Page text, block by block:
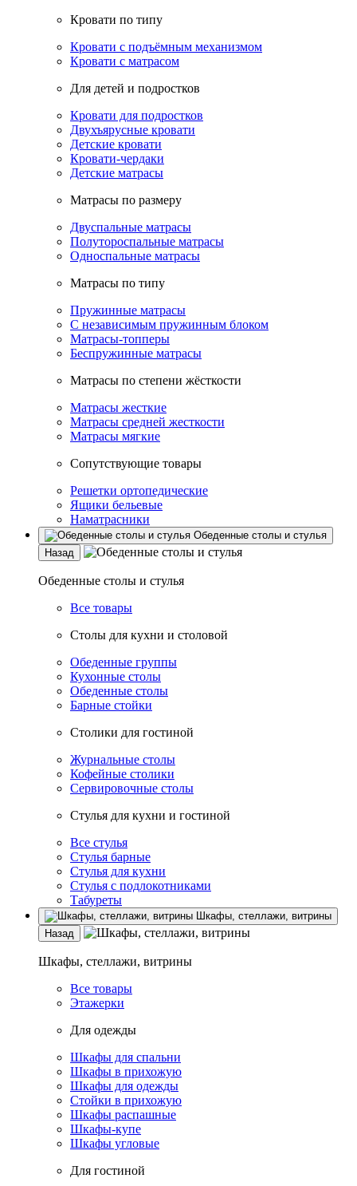
Кровати по типу
Кровати с подъёмным механизмом
Кровати с матрасом
Для детей и подростков
Кровати для подростков
Двухъярусные кровати
Детские кровати
Кровати-чердаки
Детские матрасы
Матрасы по размеру
Двуспальные матрасы
Полутороспальные матрасы
Односпальные матрасы
Матрасы по типу
Пружинные матрасы
С независимым пружинным блоком
Матрасы-топперы
Беспружинные матрасы
Матрасы по степени жёсткости
Матрасы жесткие
Матрасы средней жесткости
Матрасы мягкие
Сопутствующие товары
Решетки ортопедические
Ящики бельевые
Наматрасники
Обеденные столы и стулья
Назад
Обеденные столы и стулья
Все товары
Столы для кухни и столовой
Обеденные группы
Кухонные столы
Обеденные столы
Барные стойки
Столики для гостиной
Журнальные столы
Кофейные столики
Сервировочные столы
Стулья для кухни и гостиной
Все стулья
Стулья барные
Стулья для кухни
Стулья с подлокотниками
Табуреты
Шкафы, стеллажи, витрины
Назад
Шкафы, стеллажи, витрины
Все товары
Этажерки
Для одежды
Шкафы для спальни
Шкафы в прихожую
Шкафы для одежды
Стойки в прихожую
Шкафы распашные
Шкафы-купе
Шкафы угловые
Для гостиной